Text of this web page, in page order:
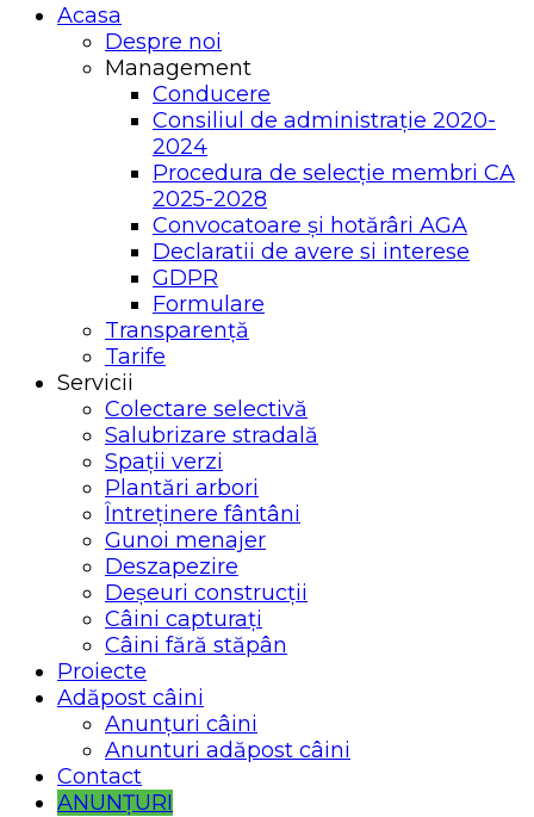
Acasa
Despre noi
Management
Conducere
Consiliul de administrație 2020-
2024
Procedura de selecție membri CA
2025-2028
Convocatoare și hotărâri AGA
Declaratii de avere si interese
GDPR
Formulare
Transparență
Tarife
Servicii
Colectare selectivă
Salubrizare stradală
Spații verzi
Plantări arbori
Întreținere fântâni
Gunoi menajer
Deszapezire
Deșeuri construcții
Câini capturați
Câini fără stăpân
Proiecte
Adăpost câini
Anunțuri câini
Anunturi adăpost câini
Contact
ANUNȚURI